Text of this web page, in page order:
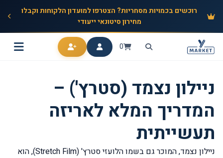
רוכשים בכמויות מסחריות? הצטרפו למועדון הלקוחות וקבלו
מחירון סיטונאי ייעודי
0
ניילון נצמד (סטרץ') –
המדריך המלא לאריזה
תעשייתית
ניילון נצמד, המוכר גם בשמו הלועזי סטרץ' (Stretch Film), הוא